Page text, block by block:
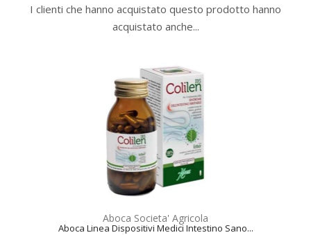
I clienti che hanno acquistato questo prodotto hanno
acquistato anche...
Aboca Societa' Agricola
Aboca Linea Dispositivi Medici Intestino Sano...